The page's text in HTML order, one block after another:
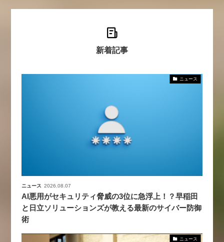
新着記事
ニュース
ニュース 2026.08.07
AI悪用がセキュリティ脅威の3位に急浮上！？早稲田
と日立ソリューションズが教える最新のサイバー防御
術
ニュース